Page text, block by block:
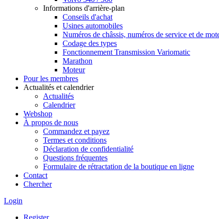
Informations d'arrière-plan
Conseils d'achat
Usines automobiles
Numéros de châssis, numéros de service et de
Codage des types
Fonctionnement Transmission Variomatic
Marathon
Moteur
Pour les membres
Actualités et calendrier
Actualités
Calendrier
Webshop
À propos de nous
Commandez et payez
Termes et conditions
Déclaration de confidentialité
Questions fréquentes
Formulaire de rétractation de la boutique en ligne
Contact
Chercher
Login
Register